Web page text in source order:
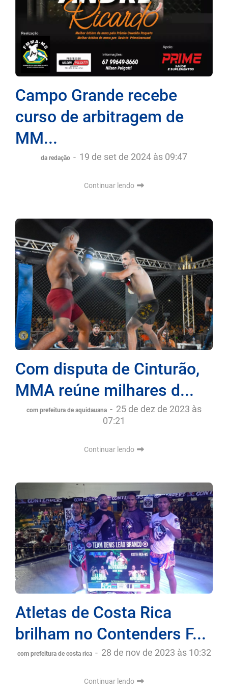
Campo Grande recebe
curso de arbitragem de
MM...
da redação - 19 de set de 2024 às 09:47
Continuar lendo
Com disputa de Cinturão,
MMA reúne milhares d...
com prefeitura de aquidauana - 25 de dez de 2023 às
07:21
Continuar lendo
Atletas de Costa Rica
brilham no Contenders F...
com prefeitura de costa rica - 28 de nov de 2023 às 10:32
Continuar lendo